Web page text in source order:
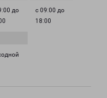
до
с 09:00 до
18:00